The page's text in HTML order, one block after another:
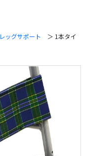
レッグサポート
＞ 1本タイ